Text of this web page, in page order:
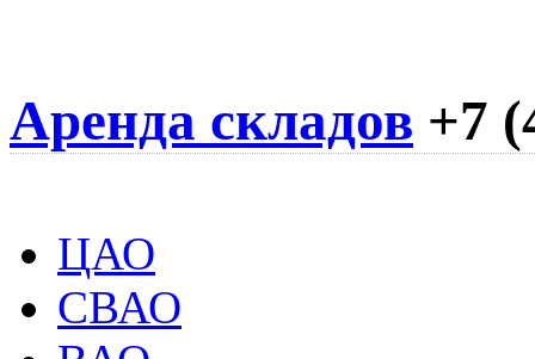
Аренда складов +7
ЦАО
СВАО